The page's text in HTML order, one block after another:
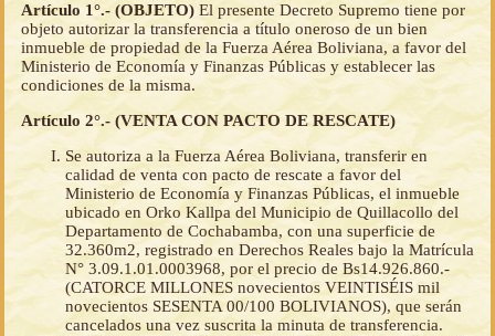
Artículo 1°.- (OBJETO) El presente Decreto Supremo tiene por
objeto autorizar la transferencia a título oneroso de un bien
inmueble de propiedad de la Fuerza Aérea Boliviana, a favor del
Ministerio de Economía y Finanzas Públicas y establecer las
condiciones de la misma.
Artículo 2°.- (VENTA CON PACTO DE RESCATE)
Se autoriza a la Fuerza Aérea Boliviana, transferir en
calidad de venta con pacto de rescate a favor del
Ministerio de Economía y Finanzas Públicas, el inmueble
ubicado en Orko Kallpa del Municipio de Quillacollo del
Departamento de Cochabamba, con una superficie de
32.360m2, registrado en Derechos Reales bajo la Matrícula
N° 3.09.1.01.0003968, por el precio de Bs14.926.860.-
(CATORCE MILLONES novecientos VEINTISÉIS mil
novecientos SESENTA 00/100 BOLIVIANOS), que serán
cancelados una vez suscrita la minuta de transferencia.